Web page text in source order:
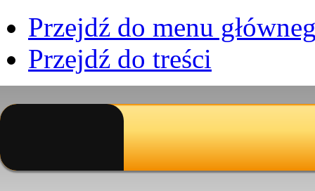
Przejdź do menu
Przejdź do treści